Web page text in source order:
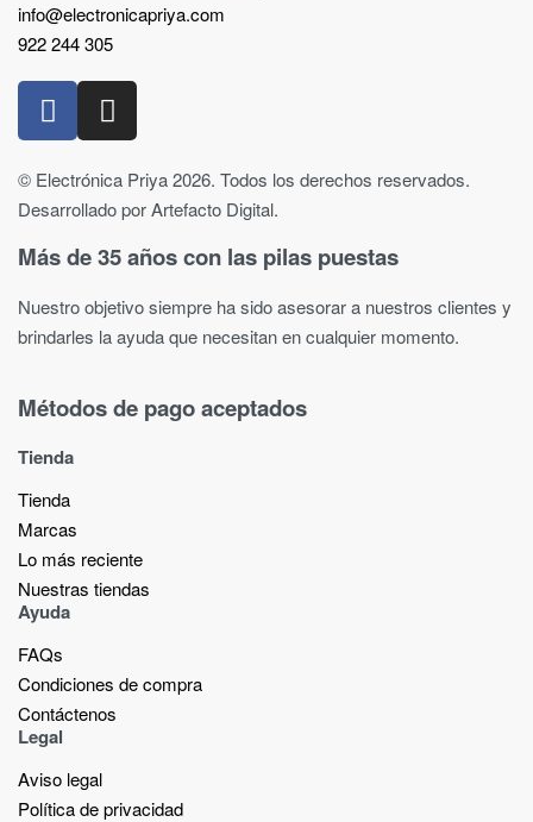
info@electronicapriya.com
922 244 305
© Electrónica Priya 2026. Todos los derechos reservados.
Desarrollado por Artefacto Digital.
Más de 35 años con las pilas puestas
Nuestro objetivo siempre ha sido asesorar a nuestros clientes y
brindarles la ayuda que necesitan en cualquier momento.
Métodos de pago aceptados
Tienda
Tienda
Marcas
Lo más reciente​
Nuestras tiendas​
Ayuda
FAQs
Condiciones de compra
Contáctenos
Legal
Aviso legal
Política de privacidad